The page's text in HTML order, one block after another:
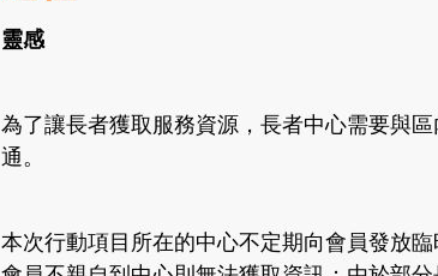
靈感
為了讓長者獲取服務資源，長者中心需要與
通。
本次行動項目所在的中心不定期向會員發放